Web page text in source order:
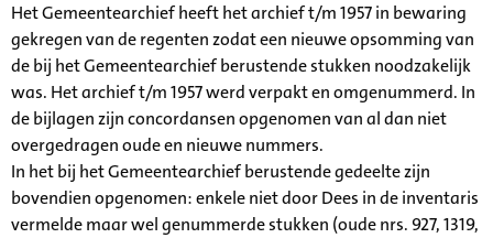
Het Gemeentearchief heeft het archief t/m 1957 in bewaring
gekregen van de regenten zodat een nieuwe opsomming van
de bij het Gemeentearchief berustende stukken noodzakelijk
was. Het archief t/m 1957 werd verpakt en omgenummerd. In
de bijlagen zijn concordansen opgenomen van al dan niet
overgedragen oude en nieuwe nummers.
In het bij het Gemeentearchief berustende gedeelte zijn
bovendien opgenomen: enkele niet door Dees in de inventaris
vermelde maar wel genummerde stukken (oude nrs. 927, 1319,